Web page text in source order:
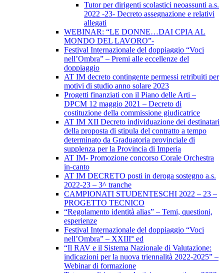
Tutor per dirigenti scolastici neoassunti a.s.
2022 -23- Decreto assegnazione e relativi
allegati
WEBINAR: “LE DONNE…DAI CPIA AL
MONDO DEL LAVORO”-
Festival Internazionale del doppiaggio “Voci
nell’Ombra” – Premi alle eccellenze del
doppiaggio
AT IM decreto contingente permessi retribuiti per
motivi di studio anno solare 2023
Progetti finanziati con il Piano delle Arti –
DPCM 12 maggio 2021 – Decreto di
costituzione della commissione giudicatrice
AT IM XII Decreto individuazione dei destinatari
della proposta di stipula del contratto a tempo
determinato da Graduatoria provinciale di
supplenza per la Provincia di Imperia
AT IM- Promozione concorso Corale Orchestra
in-canto
AT IM DECRETO posti in deroga sostegno a.s.
2022-23 – 3^ tranche
CAMPIONATI STUDENTESCHI 2022 – 23 –
PROGETTO TECNICO
“Regolamento identità alias” – Temi, questioni,
esperienze
Festival Internazionale del doppiaggio “Voci
nell’Ombra” – XXIII° ed
“Il RAV e il Sistema Nazionale di Valutazione:
indicazioni per la nuova triennalità 2022-2025” –
Webinar di formazione